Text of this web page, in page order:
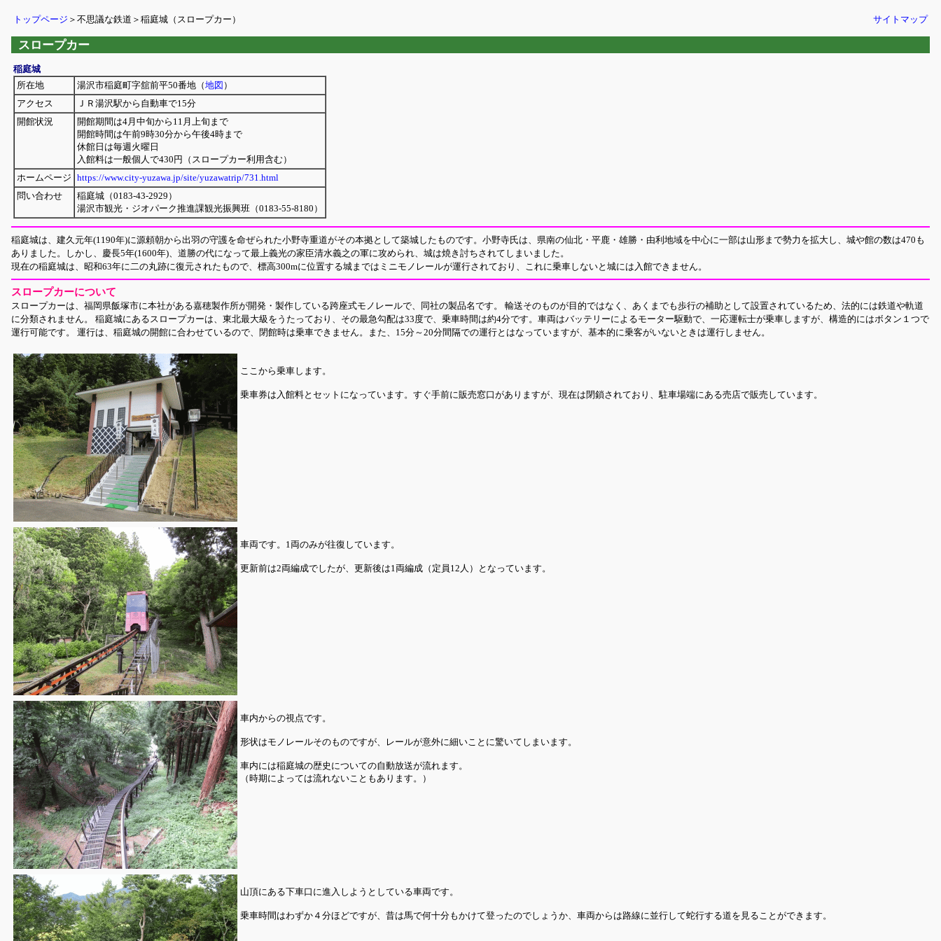
トップページ ＞不思議な鉄道＞稲庭城（スロープカー） サイトマップ
スロープカー
稲庭城
所在地
湯沢市稲庭町字舘前平50番地（地図 ）
アクセス
ＪＲ湯沢駅から自動車で15分
開館状況
開館期間は4月中旬から11月上旬まで
開館時間は午前9時30分から午後4時まで
休館日は毎週火曜日
入館料は一般個人で430円（スロープカー利用含む）
ホームページ https://www.city-yuzawa.jp/site/yuzawatrip/731.html
問い合わせ
稲庭城（0183-43-2929）
湯沢市観光・ジオパーク推進課観光振興班（0183-55-8180）
稲庭城は、建久元年(1190年)に源頼朝から出羽の守護を命ぜられた小野寺重道がその本拠として築城したものです。小野寺氏は、県南の仙北・平鹿・雄勝・由利地域を中心に一部は山形まで勢力を拡大し、城や館の数は470も
ありました。しかし、慶長5年(1600年)、道勝の代になって最上義光の家臣清水義之の軍に攻められ、城は焼き討ちされてしまいました。
現在の稲庭城は、昭和63年に二の丸跡に復元されたもので、標高300mに位置する城まではミニモノレールが運行されており、これに乗車しないと城には入館できません。
スロープカーについて
スロープカーは、福岡県飯塚市に本社がある嘉穂製作所が開発・製作している跨座式モノレールで、同社の製品名です。 輸送そのものが目的ではなく、あくまでも歩行の補助として設置されているため、法的には鉄道や軌道
に分類されません。 稲庭城にあるスロープカーは、東北最大級をうたっており、その最急勾配は33度で、乗車時間は約4分です。車両はバッテリーによるモーター駆動で、一応運転士が乗車しますが、構造的にはボタン１つで
運行可能です。 運行は、稲庭城の開館に合わせているので、閉館時は乗車できません。また、15分～20分間隔での運行とはなっていますが、基本的に乗客がいないときは運行しません。
ここから乗車します。
乗車券は入館料とセットになっています。すぐ手前に販売窓口がありますが、現在は閉鎖されており、駐車場端にある売店で販売しています。
車両です。1両のみが往復しています。
更新前は2両編成でしたが、更新後は1両編成（定員12人）となっています。
車内からの視点です。
形状はモノレールそのものですが、レールが意外に細いことに驚いてしまいます。
車内には稲庭城の歴史についての自動放送が流れます。
（時期によっては流れないこともあります。）
山頂にある下車口に進入しようとしている車両です。
乗車時間はわずか４分ほどですが、昔は馬で何十分もかけて登ったのでしょうか、車両からは路線に並行して蛇行する道を見ることができます。